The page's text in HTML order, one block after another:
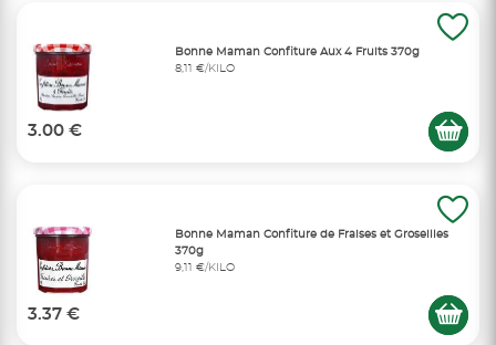
Bonne Maman Confiture Aux 4 Fruits 370g
8,11 €/KILO
3.00 €
Bonne Maman Confiture de Fraises et Groseilles
370g
9,11 €/KILO
3.37 €